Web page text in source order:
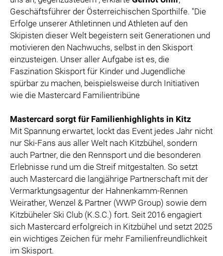
Geschäftsführer der Österreichischen Sporthilfe. "Die
Erfolge unserer Athletinnen und Athleten auf den
Skipisten dieser Welt begeistern seit Generationen und
motivieren den Nachwuchs, selbst in den Skisport
einzusteigen. Unser aller Aufgabe ist es, die
Faszination Skisport für Kinder und Jugendliche
spürbar zu machen, beispielsweise durch Initiativen
wie die Mastercard Familientribüne
Mastercard sorgt für Familienhighlights in Kitz
Mit Spannung erwartet, lockt das Event jedes Jahr nicht
nur Ski-Fans aus aller Welt nach Kitzbühel, sondern
auch Partner, die den Rennsport und die besonderen
Erlebnisse rund um die Streif mitgestalten. So setzt
auch Mastercard die langjährige Partnerschaft mit der
Vermarktungsagentur der Hahnenkamm-Rennen
Weirather, Wenzel & Partner (WWP Group) sowie dem
Kitzbüheler Ski Club (K.S.C.) fort. Seit 2016 engagiert
sich Mastercard erfolgreich in Kitzbühel und setzt 2025
ein wichtiges Zeichen für mehr Familienfreundlichkeit
im Skisport.